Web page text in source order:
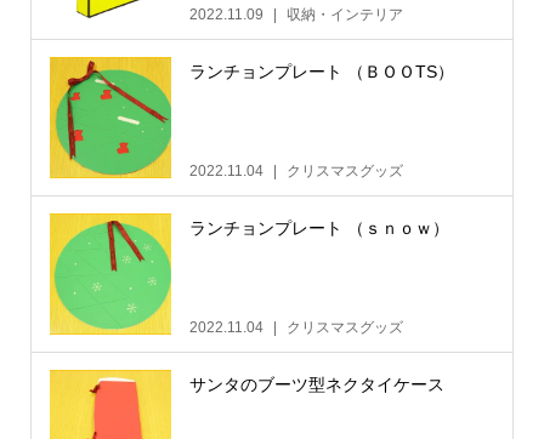
2022.11.09 収納・インテリア
ランチョンプレート （ＢＯＯTS）
2022.11.04 クリスマスグッズ
ランチョンプレート （ｓｎｏｗ）
2022.11.04 クリスマスグッズ
サンタのブーツ型ネクタイケース